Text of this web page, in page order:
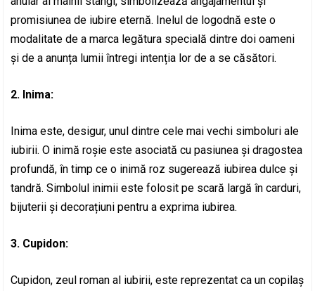
promisiunea de iubire eternă. Inelul de logodnă este o
modalitate de a marca legătura specială dintre doi oameni
și de a anunța lumii întregi intenția lor de a se căsători.
2. Inima:
Inima este, desigur, unul dintre cele mai vechi simboluri ale
iubirii. O inimă roșie este asociată cu pasiunea și dragostea
profundă, în timp ce o inimă roz sugerează iubirea dulce și
tandră. Simbolul inimii este folosit pe scară largă în carduri,
bijuterii și decorațiuni pentru a exprima iubirea.
3. Cupidon:
Cupidon, zeul roman al iubirii, este reprezentat ca un copilaș